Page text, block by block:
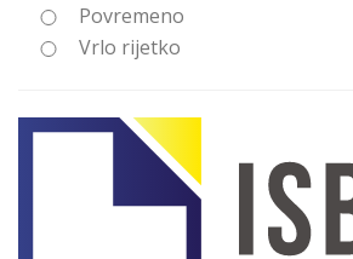
Povremeno
Vrlo rijetko